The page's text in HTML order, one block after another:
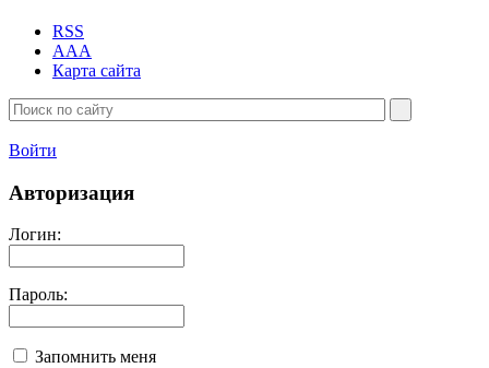
RSS
AAA
Карта сайта
Войти
Авторизация
Логин:
Пароль:
Запомнить меня